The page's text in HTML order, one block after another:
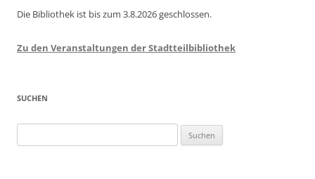
Die Bibliothek ist bis zum 3.8.2026 geschlossen.
Zu den Veranstaltungen der Stadtteilbibliothek
SUCHEN
nach: